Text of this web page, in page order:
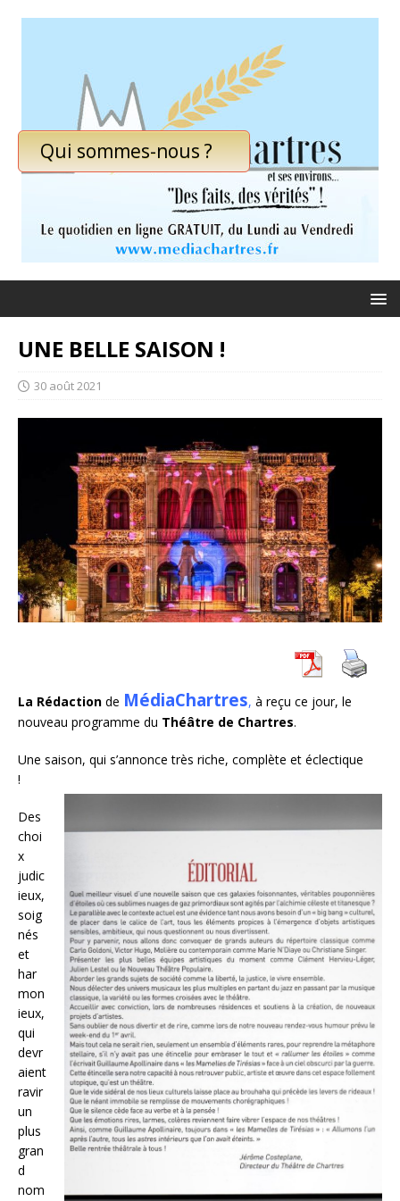
Qui sommes-nous ?
UNE BELLE SAISON !
30 août 2021
La Rédaction de MédiaChartres, à reçu ce jour, le
nouveau programme du Théâtre de Chartres.
Une saison, qui s’annonce très riche, complète et éclectique
!
Des
choi
x
judic
ieux,
soig
nés
et
har
mon
ieux,
qui
devr
aient
ravir
un
plus
gran
d
nom